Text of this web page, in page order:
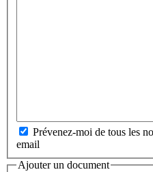
Prévenez-moi de tous les
email
Ajouter un document